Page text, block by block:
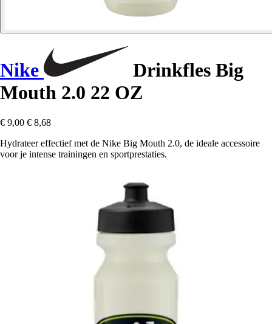
Nike
Drinkfles Big
Mouth 2.0 22 OZ
€ 9,00 € 8,68
Hydrateer effectief met de Nike Big Mouth 2.0, de ideale accessoire
voor je intense trainingen en sportprestaties.